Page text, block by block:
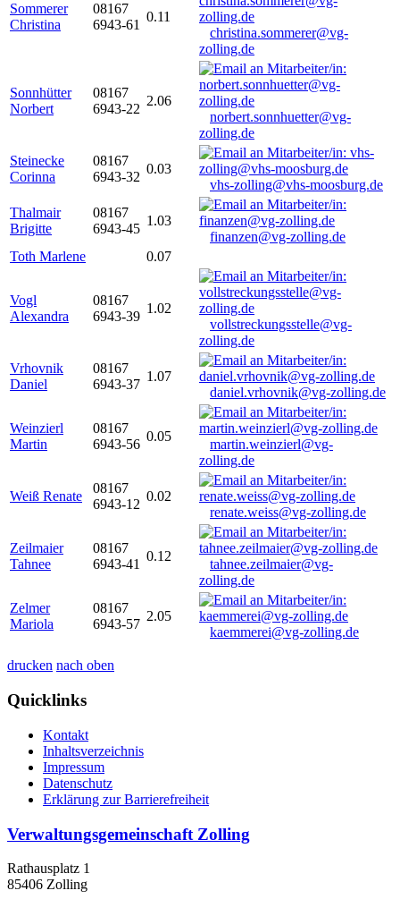
Sommerer
Christina
08167
6943-61
0.11
christina.sommerer@vg-
zolling.de
Sonnhütter
Norbert
08167
6943-22
2.06
norbert.sonnhuetter@vg-
zolling.de
Steinecke
Corinna
08167
6943-32
0.03
vhs-zolling@vhs-moosburg.de
Thalmair
Brigitte
08167
6943-45
1.03
finanzen@vg-zolling.de
Toth Marlene
0.07
Vogl
Alexandra
08167
6943-39
1.02
vollstreckungsstelle@vg-
zolling.de
Vrhovnik
Daniel
08167
6943-37
1.07
daniel.vrhovnik@vg-zolling.de
Weinzierl
Martin
08167
6943-56
0.05
martin.weinzierl@vg-
zolling.de
Weiß Renate
08167
6943-12
0.02
renate.weiss@vg-zolling.de
Zeilmaier
Tahnee
08167
6943-41
0.12
tahnee.zeilmaier@vg-
zolling.de
Zelmer
Mariola
08167
6943-57
2.05
kaemmerei@vg-zolling.de
drucken nach oben
Quicklinks
Kontakt
Inhaltsverzeichnis
Impressum
Datenschutz
Erklärung zur Barrierefreiheit
Verwaltungsgemeinschaft Zolling
Rathausplatz 1
85406 Zolling